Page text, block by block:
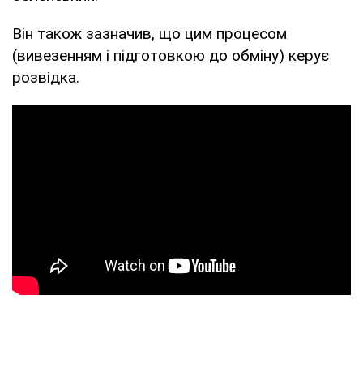
Він також зазначив, що цим процесом
(вивезенням і підготовкою до обміну) керує
розвідка.